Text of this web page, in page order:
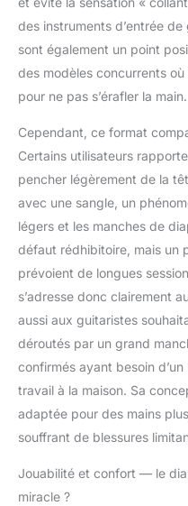
des instruments d’entrée
sont également un point
des modèles concurrents
pour ne pas s’érafler la main.
Cependant, ce format
Certains utilisateurs
pencher légèrement de la
avec une sangle, un
légers et les manches de
défaut rédhibitoire, mais un
prévoient de longues
s’adresse donc clairement
aussi aux guitaristes
déroutés par un grand
confirmés ayant besoin
travail à la maison. Sa
adaptée pour des mains
souffrant de blessures
Jouabilité et confort — le
miracle ?